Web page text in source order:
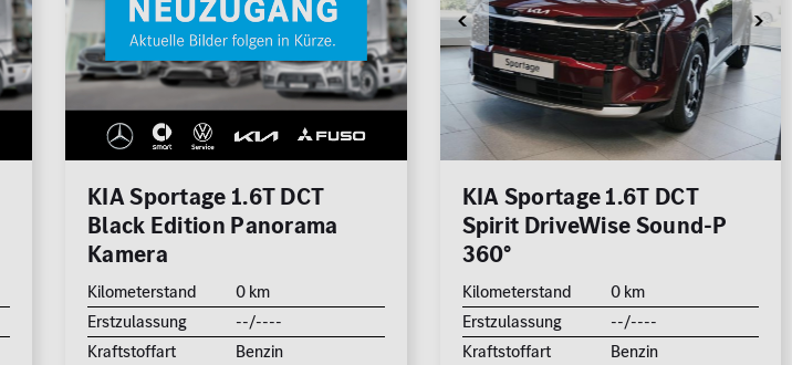
km
250.000
km
(elektrisch)
1.000 km
Leistung (PS)
500.000 €
KIA Sportage 1.6T DCT
Black Edition Panorama
Kamera
Kilometerstand
0 km
Erstzulassung
--/----
Kraftstoffart
Benzin
KIA Sportage 1.6T DCT
Spirit DriveWise Sound-P
360°
Kilometerstand
0 km
Erstzulassung
--/----
Kraftstoffart
Benzin